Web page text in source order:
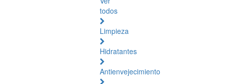
todos
Limpieza
Hidratantes
Antienvejecimiento